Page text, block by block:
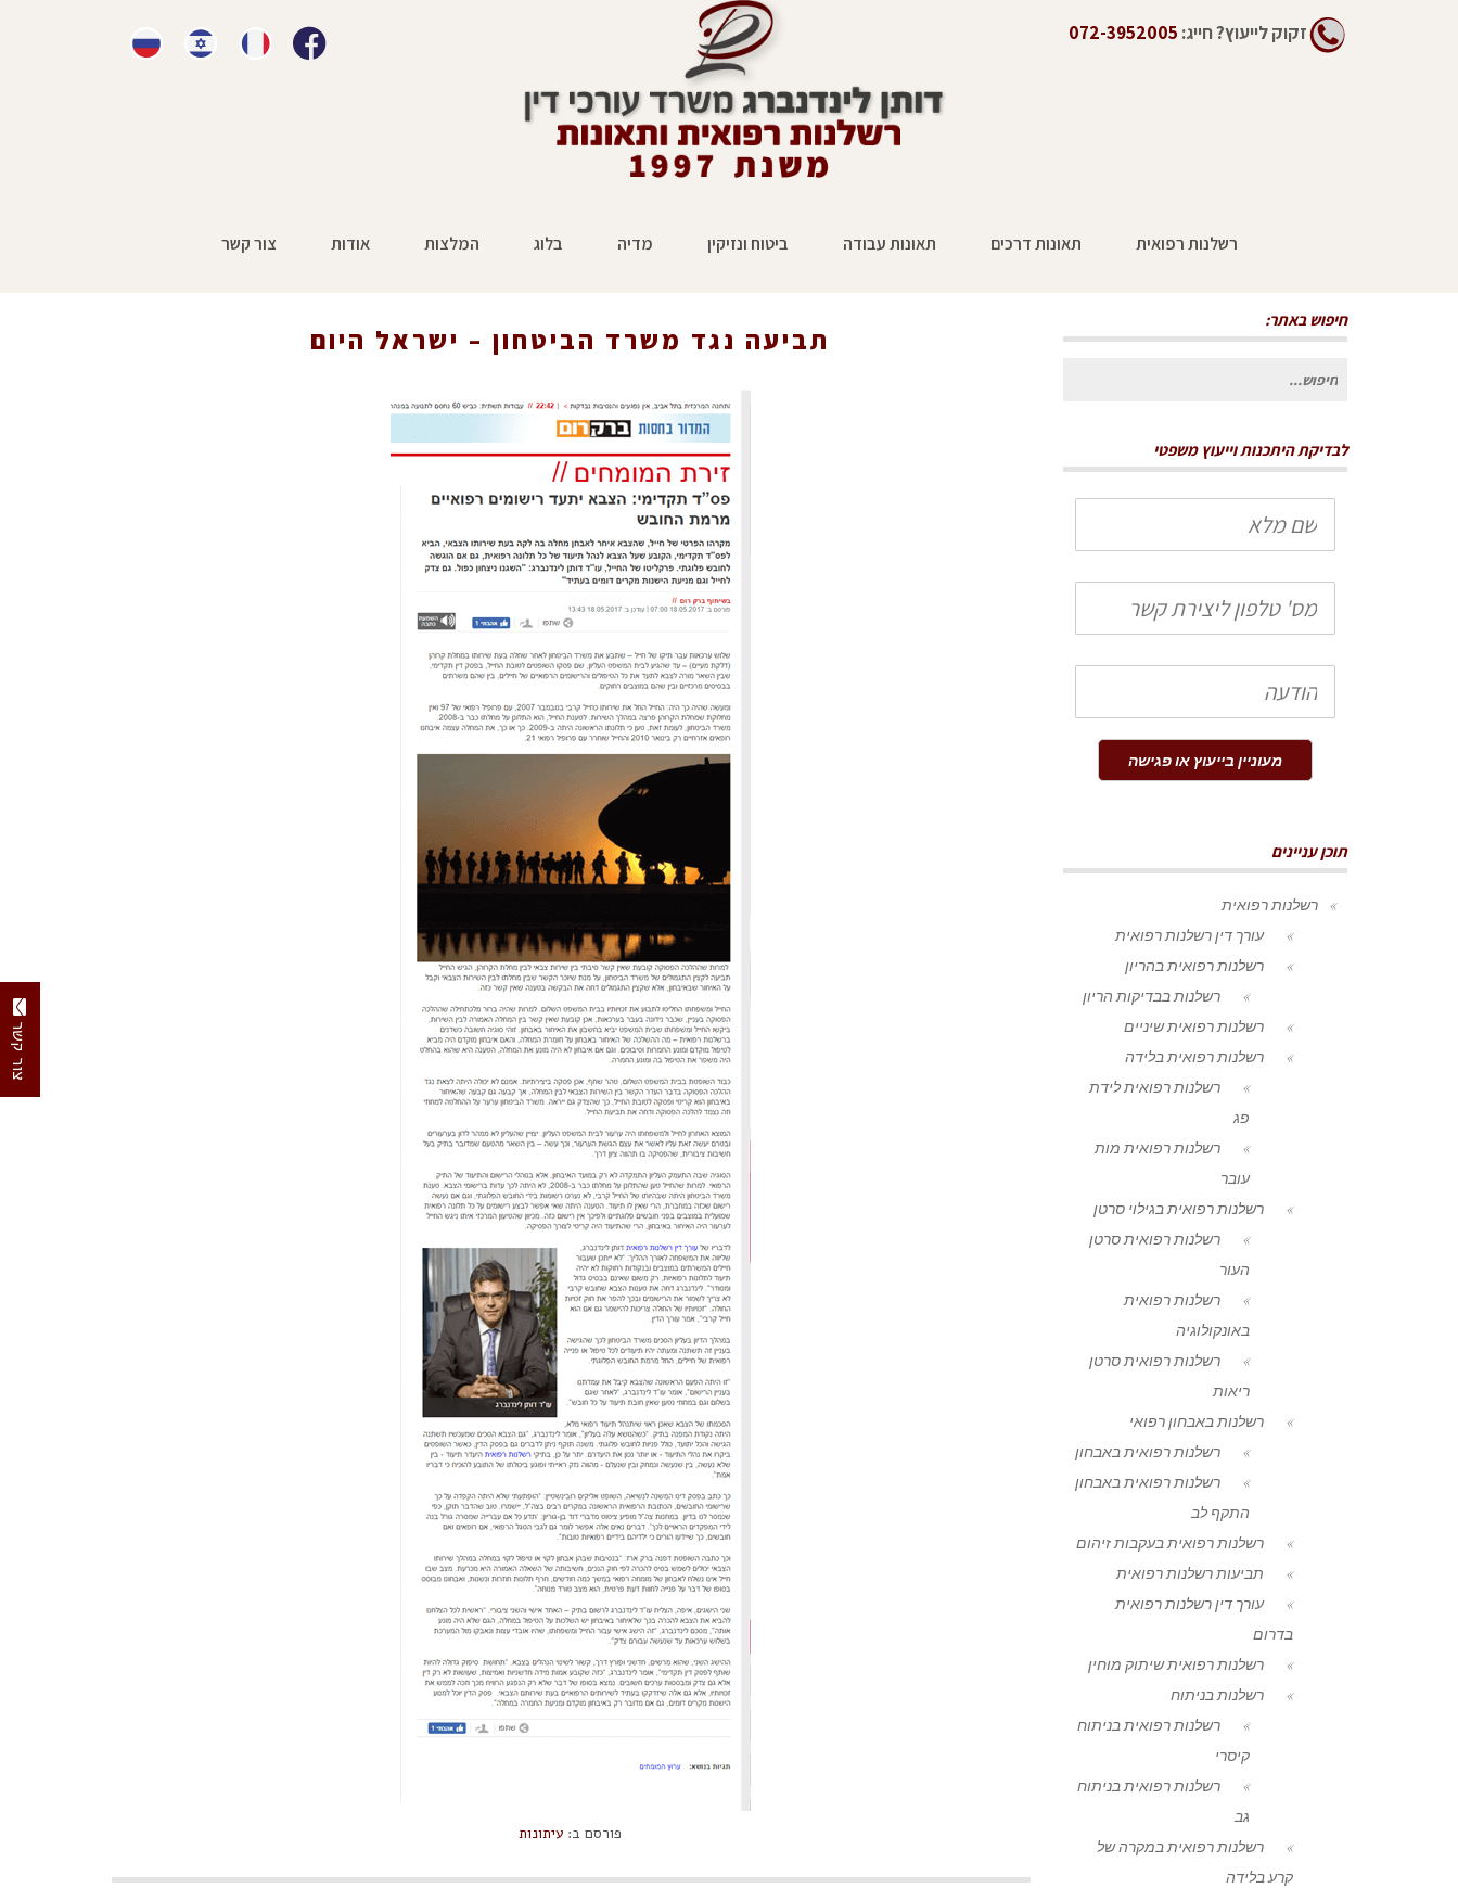
זקוק לייעוץ?חייג: 072-3952005
רשלנות רפואית תאונות דרכים תאונות עבודה ביטוח ונזיקין מדיה בלוג המלצות אודות צור קשר
תביעה נגד משרד הביטחון – ישראל היום
פורסם ב: עיתונות
חיפוש באתר:
חיפוש
לבדיקת היתכנות וייעוץ משפטי
שם
מלא
טלפון
הודעה
מעוניין בייעוץ או פגישה
תוכן עניינים
רשלנות רפואית
עורך דין רשלנות רפואית
רשלנות רפואית בהריון
רשלנות בבדיקות הריון
רשלנות רפואית שיניים
רשלנות רפואית בלידה
רשלנות רפואית לידת
פג
רשלנות רפואית מות
עובר
רשלנות רפואית בגילוי סרטן
רשלנות רפואית סרטן
העור
רשלנות רפואית
באונקולוגיה
רשלנות רפואית סרטן
ריאות
רשלנות באבחון רפואי
רשלנות רפואית באבחון
רשלנות רפואית באבחון
התקף לב
רשלנות רפואית בעקבות זיהום
תביעות רשלנות רפואית
עורך דין רשלנות רפואית
בדרום
רשלנות רפואית שיתוק מוחין
רשלנות בניתוח
רשלנות רפואית בניתוח
קיסרי
רשלנות רפואית בניתוח
גב
רשלנות רפואית במקרה של
קרע בלידה
צור קשר